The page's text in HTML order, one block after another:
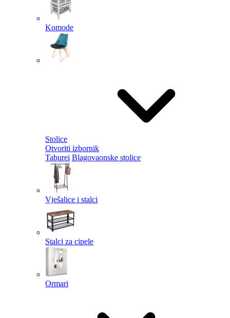
Komode
Stolice
Otvoriti izbornik
Taburei Blagovaonske stolice
Vješalice i stalci
Stalci za cipele
Ormari